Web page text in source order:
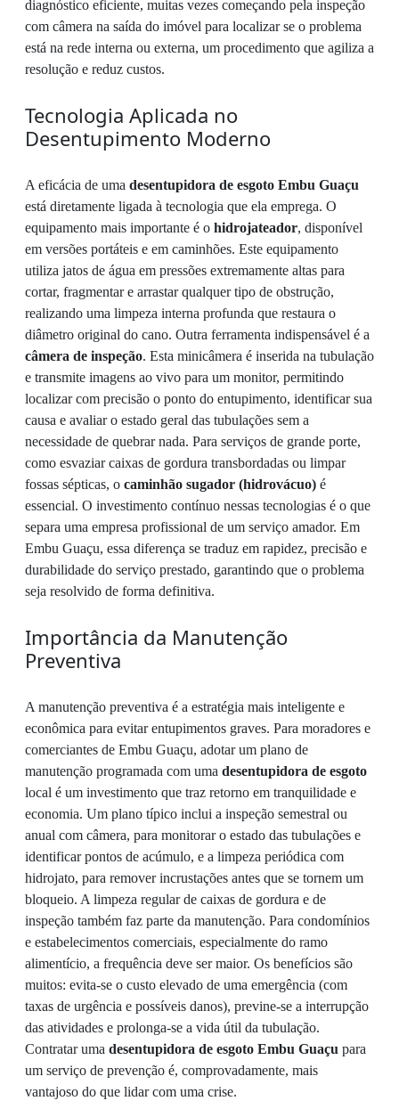
diagnóstico eficiente, muitas vezes começando pela inspeção
com câmera na saída do imóvel para localizar se o problema
está na rede interna ou externa, um procedimento que agiliza a
resolução e reduz custos.
Tecnologia Aplicada no
Desentupimento Moderno
A eficácia de uma desentupidora de esgoto Embu Guaçu
está diretamente ligada à tecnologia que ela emprega. O
equipamento mais importante é o hidrojateador, disponível
em versões portáteis e em caminhões. Este equipamento
utiliza jatos de água em pressões extremamente altas para
cortar, fragmentar e arrastar qualquer tipo de obstrução,
realizando uma limpeza interna profunda que restaura o
diâmetro original do cano. Outra ferramenta indispensável é a
câmera de inspeção. Esta minicâmera é inserida na tubulação
e transmite imagens ao vivo para um monitor, permitindo
localizar com precisão o ponto do entupimento, identificar sua
causa e avaliar o estado geral das tubulações sem a
necessidade de quebrar nada. Para serviços de grande porte,
como esvaziar caixas de gordura transbordadas ou limpar
fossas sépticas, o caminhão sugador (hidrovácuo) é
essencial. O investimento contínuo nessas tecnologias é o que
separa uma empresa profissional de um serviço amador. Em
Embu Guaçu, essa diferença se traduz em rapidez, precisão e
durabilidade do serviço prestado, garantindo que o problema
seja resolvido de forma definitiva.
Importância da Manutenção
Preventiva
A manutenção preventiva é a estratégia mais inteligente e
econômica para evitar entupimentos graves. Para moradores e
comerciantes de Embu Guaçu, adotar um plano de
manutenção programada com uma desentupidora de esgoto
local é um investimento que traz retorno em tranquilidade e
economia. Um plano típico inclui a inspeção semestral ou
anual com câmera, para monitorar o estado das tubulações e
identificar pontos de acúmulo, e a limpeza periódica com
hidrojato, para remover incrustações antes que se tornem um
bloqueio. A limpeza regular de caixas de gordura e de
inspeção também faz parte da manutenção. Para condomínios
e estabelecimentos comerciais, especialmente do ramo
alimentício, a frequência deve ser maior. Os benefícios são
muitos: evita-se o custo elevado de uma emergência (com
taxas de urgência e possíveis danos), previne-se a interrupção
das atividades e prolonga-se a vida útil da tubulação.
Contratar uma desentupidora de esgoto Embu Guaçu para
um serviço de prevenção é, comprovadamente, mais
vantajoso do que lidar com uma crise.